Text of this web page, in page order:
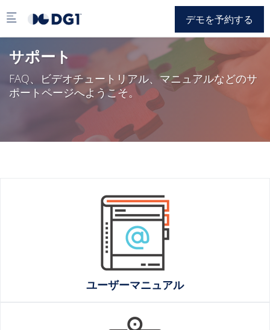
サポート
FAQ、ビデオチュートリアル、マニュアルなどのサ
ポートページへようこそ。
ユーザーマニュアル
デモを予約する